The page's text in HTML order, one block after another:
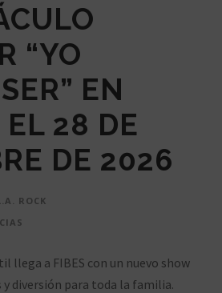
“YO
EN
28 DE
DE 2026
ROCK
llega a FIBES con un nuevo show
y diversión para toda la familia.